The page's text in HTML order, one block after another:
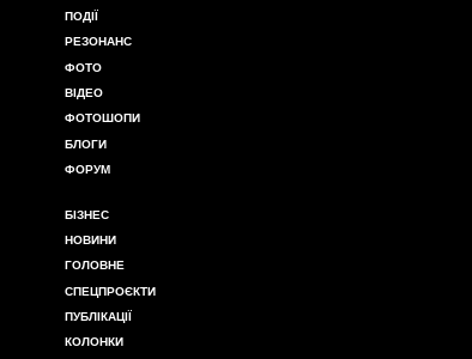
ПОДІЇ
РЕЗОНАНС
ФОТО
ВІДЕО
ФОТОШОПИ
БЛОГИ
ФОРУМ
БІЗНЕС
НОВИНИ
ГОЛОВНЕ
СПЕЦПРОЄКТИ
ПУБЛІКАЦІЇ
КОЛОНКИ